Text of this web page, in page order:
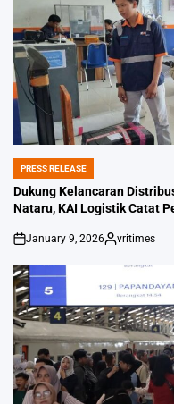
POSTED
IN
PRESS RELEASE
Dukung Kelancaran
Nataru, KAI Logistik Catat
on
January 9, 2026
Posted
vritimes